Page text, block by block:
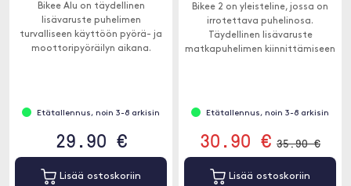
Bikee Alu on täydellinen
lisävaruste puhelimen
turvalliseen käyttöön pyörä- ja
moottoripyöräilyn aikana.
Etätallennus, noin 3-8 arkisin
29.90 €
Lisää ostoskoriin
Bikee 2 on yleisteline, jossa on
irrotettava puhelinosa.
Täydellinen lisävaruste
matkapuhelimen kiinnittämiseen
Etätallennus, noin 3-8 arkisin
30.90 € 35.90 €
Lisää ostoskoriin